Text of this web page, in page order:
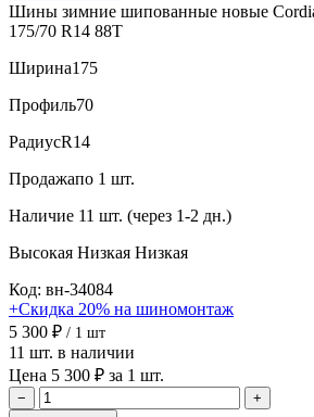
Шины зимние шипованные новые
175/70 R14 88T
Ширина175
Профиль70
РадиусR14
Продажапо 1 шт.
Наличие 11 шт. (через 1-2 дн.)
Высокая Низкая Низкая
Код: вн-34084
+Скидка 20% на шиномонтаж
5 300 ₽ / 1 шт
11 шт. в наличии
Цена 5 300 ₽ за 1 шт.
−
+